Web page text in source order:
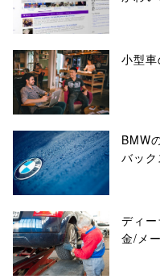
小型
BMW
バッ
ディ
金/メ